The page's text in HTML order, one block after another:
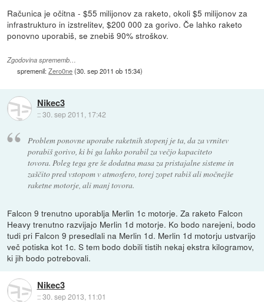
Računica je očitna - $55 milijonov za raketo, okoli $5 milijonov za
infrastrukturo in izstrelitev, $200 000 za gorivo. Če lahko raketo
ponovno uporabiš, se znebiš 90% stroškov.
Zgodovina sprememb…
spremenil:Zero0ne(30. sep 2011 ob 15:34)
Nikec3
::30. sep 2011, 17:42
Problem ponovne uporabe raketnih stopenj je ta, da za vrnitev
porabiš gorivo, ki bi ga lahko porabil za večjo kapaciteto
tovora. Poleg tega gre še dodatna masa za pristajalne sisteme in
zaščito pred vstopom v atmosfero, torej zopet rabiš ali močnejše
raketne motorje, ali manj tovora.
Falcon 9 trenutno uporablja Merlin 1c motorje. Za raketo Falcon
Heavy trenutno razvijajo Merlin 1d motorje. Ko bodo narejeni, bodo
tudi pri Falcon 9 presedlali na Merlin 1d. Merlin 1d motorju ustvarijo
več potiska kot 1c. S tem bodo dobili tistih nekaj ekstra kilogramov,
ki jih bodo potrebovali.
Nikec3
::30. sep 2013, 11:01